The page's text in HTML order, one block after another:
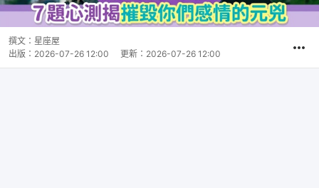
撰文： 星座屋
出版： 2026-07-26 12:00 更新： 2026-07-26 12:00